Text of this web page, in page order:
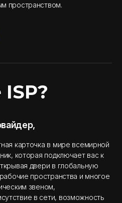
пространством.
ISP?
карточка в мире всемирной
которая подключает вас к
двери в глобальную
пространства и многое
звеном,
в сети, возможность